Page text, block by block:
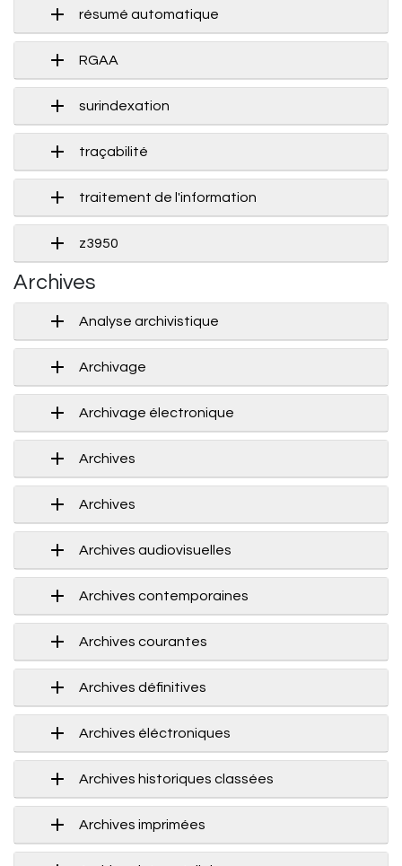
résumé automatique
RGAA
surindexation
traçabilité
traitement de l'information
z3950
Archives
Analyse archivistique
Archivage
Archivage électronique
Archives
Archives
Archives audiovisuelles
Archives contemporaines
Archives courantes
Archives définitives
Archives éléctroniques
Archives historiques classées
Archives imprimées